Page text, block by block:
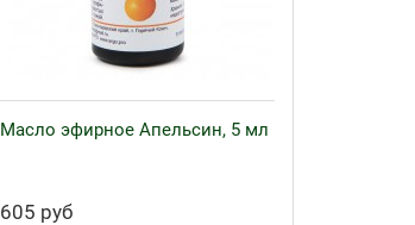
Масло эфирное Апельсин, 5 мл
605 руб